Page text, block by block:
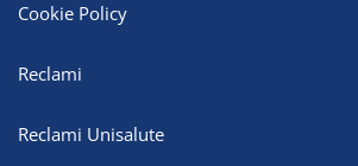
Cookie Policy
Reclami
Reclami Unisalute